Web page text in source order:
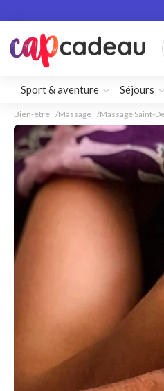
Sport & aventure Séjours
Bien-être Massage Massage Saint-